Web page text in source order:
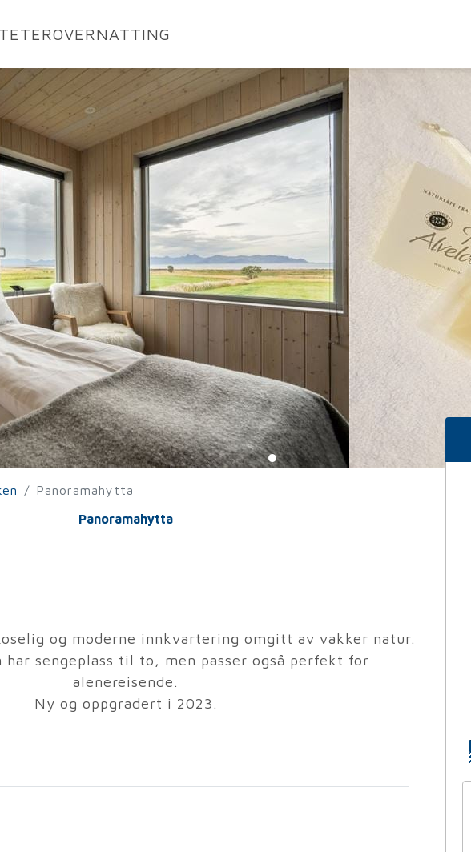
OVERNATTING
Panoramahytta
Panoramahytta
og moderne innkvartering omgitt av vakker natur.
har sengeplass til to, men passer også perfekt for
alenereisende.
Ny og oppgradert i 2023.